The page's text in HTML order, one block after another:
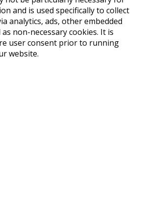
and is used specifically to collect
analytics, ads, other embedded
non-necessary cookies. It is
user consent prior to running
website.